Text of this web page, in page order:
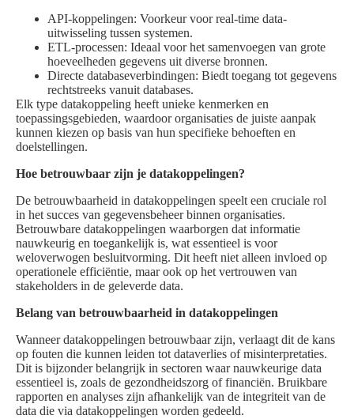
API-koppelingen: Voorkeur voor real-time data-
uitwisseling tussen systemen.
ETL-processen: Ideaal voor het samenvoegen van grote
hoeveelheden gegevens uit diverse bronnen.
Directe databaseverbindingen: Biedt toegang tot gegevens
rechtstreeks vanuit databases.
Elk type datakoppeling heeft unieke kenmerken en
toepassingsgebieden, waardoor organisaties de juiste aanpak
kunnen kiezen op basis van hun specifieke behoeften en
doelstellingen.
Hoe betrouwbaar zijn je datakoppelingen?
De betrouwbaarheid in datakoppelingen speelt een cruciale rol
in het succes van gegevensbeheer binnen organisaties.
Betrouwbare datakoppelingen waarborgen dat informatie
nauwkeurig en toegankelijk is, wat essentieel is voor
weloverwogen besluitvorming. Dit heeft niet alleen invloed op
operationele efficiëntie, maar ook op het vertrouwen van
stakeholders in de geleverde data.
Belang van betrouwbaarheid in datakoppelingen
Wanneer datakoppelingen betrouwbaar zijn, verlaagt dit de kans
op fouten die kunnen leiden tot dataverlies of misinterpretaties.
Dit is bijzonder belangrijk in sectoren waar nauwkeurige data
essentieel is, zoals de gezondheidszorg of financiën. Bruikbare
rapporten en analyses zijn afhankelijk van de integriteit van de
data die via datakoppelingen worden gedeeld.